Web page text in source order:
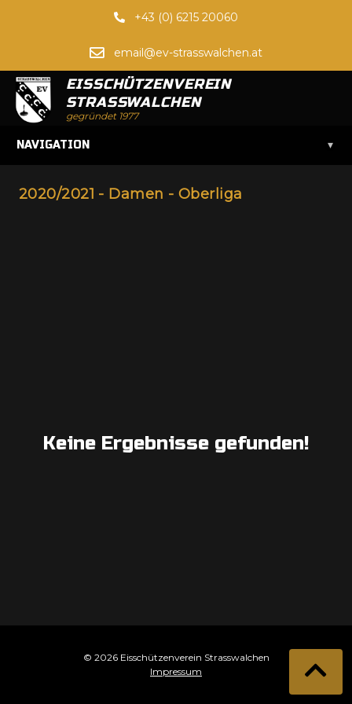
+43 (0) 6215 20060
email@ev-strasswalchen.at
EISSCHÜTZENVEREIN
STRASSWALCHEN
gegründet 1977
NAVIGATION ▾
2020/2021 - Damen - Oberliga
Keine Ergebnisse gefunden!
© 2026 Eisschützenverein Strasswalchen
Impressum